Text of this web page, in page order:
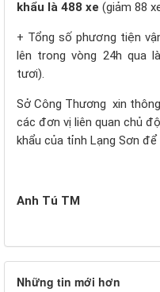
khẩu là 488 xe (giảm 88
+ Tổng số phương tiện
lên trong vòng 24h qua
tươi).
Sở Công Thương xin
các đơn vị liên quan chủ
khẩu của tỉnh Lạng Sơn để
Anh Tú TM
Những tin mới hơn